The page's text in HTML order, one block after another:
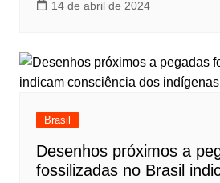
14 de abril de 2024
Brasil
Desenhos próximos a
fossilizadas no Brasil